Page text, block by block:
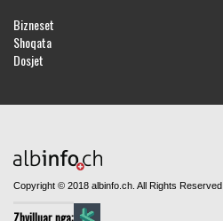
Bizneset
Shoqata
Dosjet
Copyright © 2018 albinfo.ch. All Rights Reserved.
Zhvilluar nga: